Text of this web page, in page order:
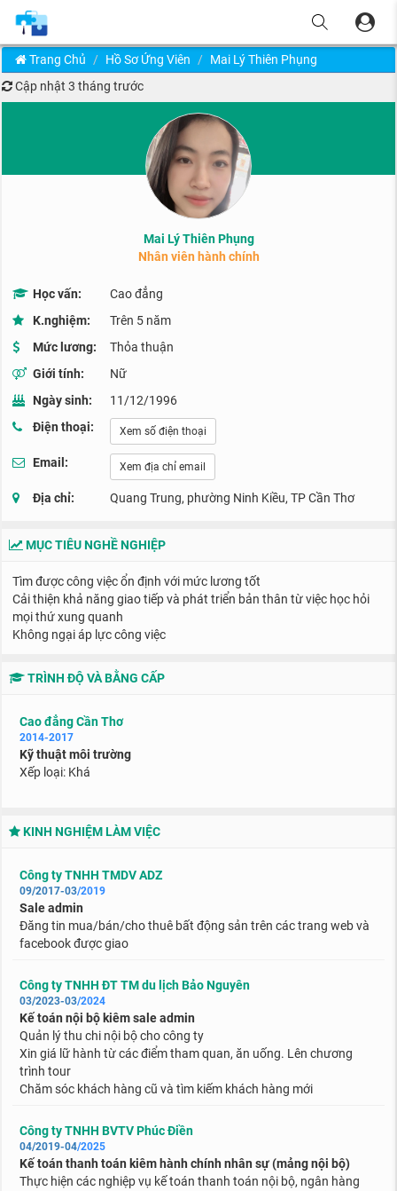
Trang Chủ Hồ Sơ Ứng Viên
Mai Lý Thiên Phụng
Cập nhật 3 tháng trước
Mai Lý Thiên Phụng
Nhân viên hành chính
Học vấn:
Cao đẳng
K.nghiệm:
Trên 5 năm
Mức lương:
Thỏa thuận
Giới tính:
Nữ
Ngày sinh:
11/12/1996
Điện thoại:
Xem số điện thoại
Email: Xem địa chỉ email
Địa chỉ: Quang Trung, phường Ninh Kiều, TP Cần Thơ
MỤC TIÊU NGHỀ NGHIỆP
Tìm được công việc ổn định với mức lương tốt
Cải thiện khả năng giao tiếp và phát triển bản thân từ việc học hỏi
mọi thứ xung quanh
Không ngại áp lực công việc
TRÌNH ĐỘ VÀ BẰNG CẤP
Cao đẳng Cần Thơ
2014-2017
Kỹ thuật môi trường
Xếp loại: Khá
KINH NGHIỆM LÀM VIỆC
Công ty TNHH TMDV ADZ
09/2017-03/2019
Sale admin
Đăng tin mua/bán/cho thuê bất động sản trên các trang web và
facebook được giao
Công ty TNHH ĐT TM du lịch Bảo Nguyên
03/2023-03/2024
Kế toán nội bộ kiêm sale admin
Quản lý thu chi nội bộ cho công ty
Xin giá lữ hành từ các điểm tham quan, ăn uống. Lên chương
trình tour
Chăm sóc khách hàng cũ và tìm kiếm khách hàng mới
Công ty TNHH BVTV Phúc Điền
04/2019-04/2025
Kế toán thanh toán kiêm hành chính nhân sự (mảng nội bộ)
Thực hiện các nghiệp vụ kế toán thanh toán nội bộ, ngân hàng